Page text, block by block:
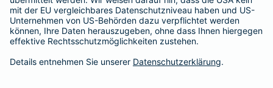
. So finden auch Sie den optimalen Schutz für Ihre Zähne.
#MachenWirGern